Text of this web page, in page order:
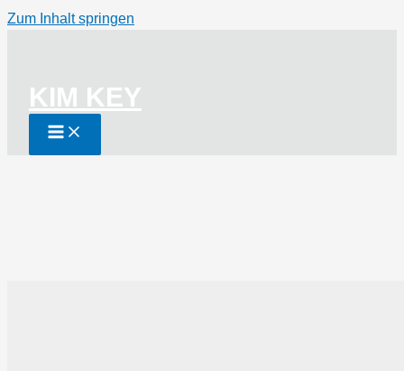
Zum Inhalt springen
KIM KEY